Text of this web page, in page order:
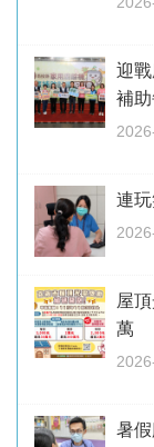
迎
補
連
屋
萬
暑